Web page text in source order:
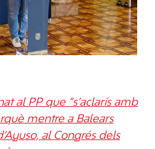
al PP que “s’aclarís amb
mentre a Balears
al Congrés dels